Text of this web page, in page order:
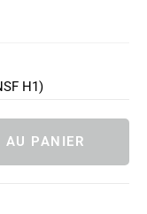
H1)
AU PANIER